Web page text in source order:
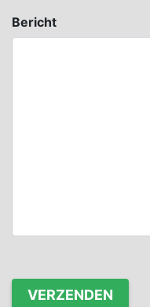
Bericht